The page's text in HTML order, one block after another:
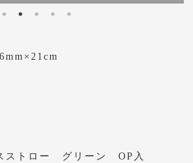
ストロー グリーン OP入